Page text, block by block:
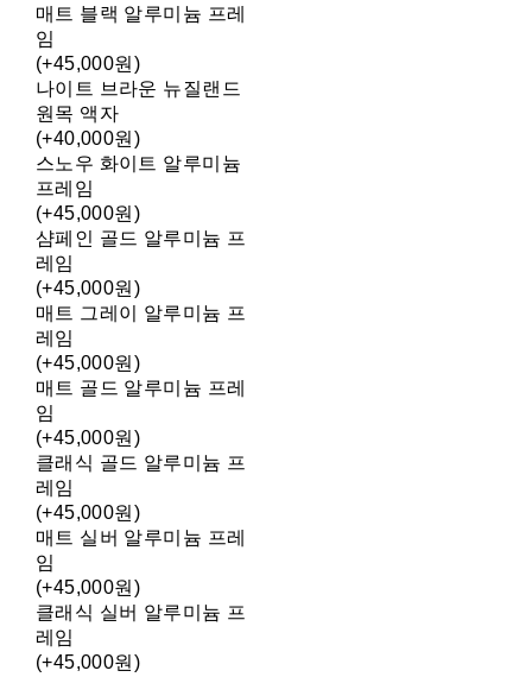
매트 블랙 알루미늄 프레
임
(+45,000원)
나이트 브라운 뉴질랜드
원목 액자
(+40,000원)
스노우 화이트 알루미늄
프레임
(+45,000원)
샴페인 골드 알루미늄 프
레임
(+45,000원)
매트 그레이 알루미늄 프
레임
(+45,000원)
매트 골드 알루미늄 프레
임
(+45,000원)
클래식 골드 알루미늄 프
레임
(+45,000원)
매트 실버 알루미늄 프레
임
(+45,000원)
클래식 실버 알루미늄 프
레임
(+45,000원)